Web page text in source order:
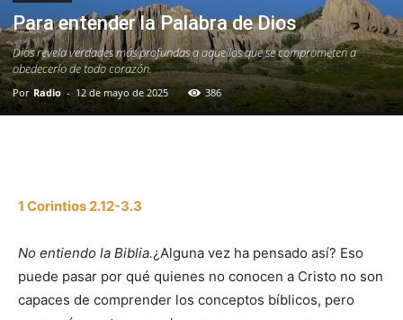
Para entender la Palabra de Dios
Dios revela verdades más profundas a aquellos que se comprometen a
obedecerlo de todo corazón.
Por Radio - 12 de mayo de 2025 386
1 Corintios 2.12-3.3
No entiendo la Biblia.¿Alguna vez ha pensado así? Eso
puede pasar por qué quienes no conocen a Cristo no son
capaces de comprender los conceptos bíblicos, pero